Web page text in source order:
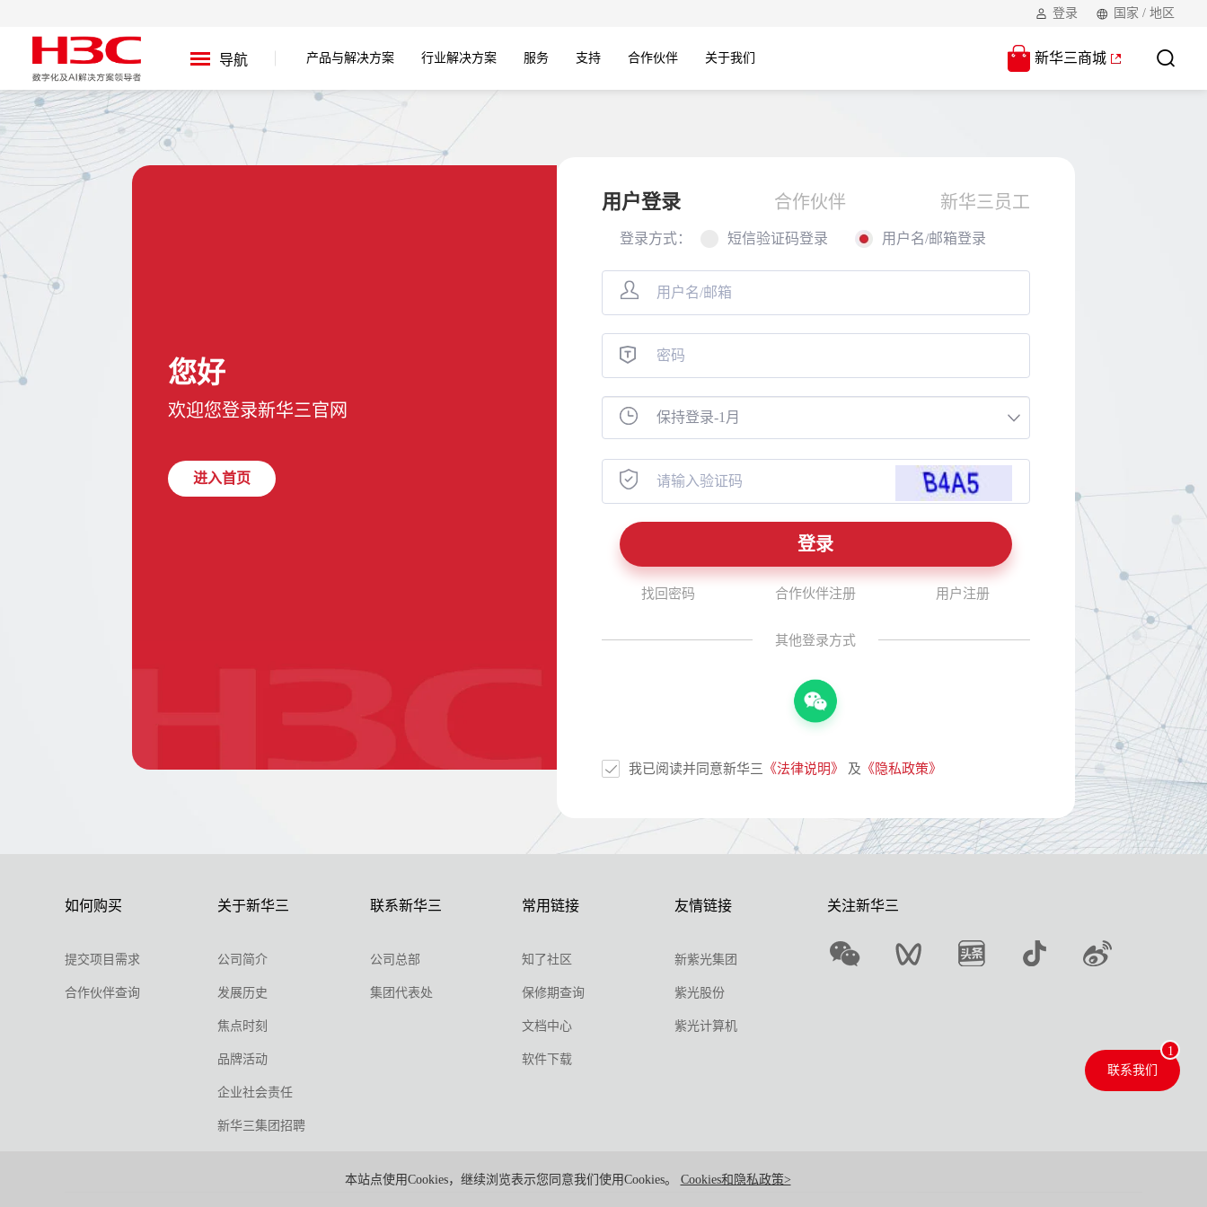
登录 国家 / 地区
导航 产品与解决方案 行业解决方案 服务 支持 合作伙伴 关于我们 新华三商城
您好
欢迎您登录新华三官网
进入首页
用户登录 合作伙伴 新华三员工
登录方式： 短信验证码登录 用户名/邮箱登录
找回密码 合作伙伴注册 用户注册
其他登录方式
我已阅读并同意新华三 《法律说明》 及 《隐私政策》
如何购买
提交项目需求
合作伙伴查询
关于新华三
公司简介
发展历史
焦点时刻
品牌活动
企业社会责任
新华三集团招聘
联系新华三
公司总部
集团代表处
常用链接
知了社区
保修期查询
文档中心
软件下载
友情链接
新紫光集团
紫光股份
紫光计算机
关注新华三
联系我们
本站点使用Cookies，继续浏览表示您同意我们使用Cookies。 Cookies和隐私政策>